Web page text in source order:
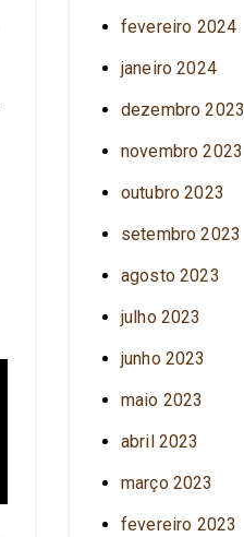
fevereiro 2024
janeiro 2024
dezembro 2023
novembro 2023
outubro 2023
setembro 2023
agosto 2023
julho 2023
junho 2023
maio 2023
abril 2023
março 2023
fevereiro 2023